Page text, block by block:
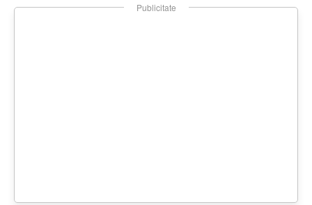
Publicitate